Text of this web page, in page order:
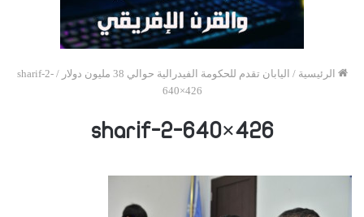
الرئيسية / اليابان تقدم للحكومة الفيدرالية حوالي 38 مليون دولار /
sharif-2-
640×426
sharif-2-640×426